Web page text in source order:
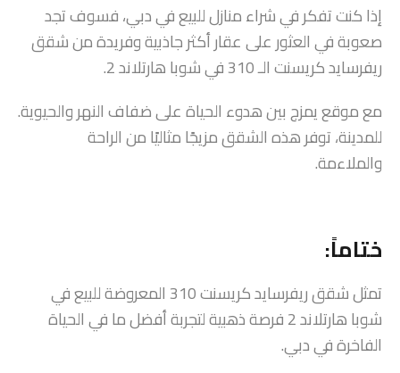
إذا كنت تفكر في شراء منازل للبيع في دبي، فسوف تجد
صعوبة في العثور على عقار أكثر جاذبية وفريدة من شقق
ريفرسايد كريسنت الـ 310 في شوبا هارتلاند 2.
مع موقع يمزج بين هدوء الحياة على ضفاف النهر والحيوية.
للمدينة، توفر هذه الشقق مزيجًا مثاليًا من الراحة
والملاءمة.
ختاماً:
تمثل شقق ريفرسايد كريسنت 310 المعروضة للبيع في
شوبا هارتلاند 2 فرصة ذهبية لتجربة أفضل ما في الحياة
الفاخرة في دبي.